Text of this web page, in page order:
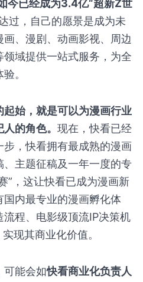
今已经成为3.4亿“超新Z世
过，自己的愿景是成为未
、漫剧、动画影视、周边
域提供一站式服务，为全
。
始，就是可以为漫画行业
的角色。 现在，快看已经
，快看拥有最成熟的漫画
主题征稿及一年一度的专
”，这让快看已成为漫画新
国内最专业的漫画孵化体
程、电影级顶流IP决策机
现其商业化价值。
可能会如快看商业化负责人